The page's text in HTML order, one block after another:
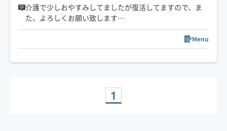
介護で少しおやすみしてましたが復活してますので、ま
た、よろしくお願い致します
🤚✨🥰気✨血✨水の流れをスムーズに✨お一人お一人に合
わせたリンパトリートメント、ほぐしを日々の疲れを流
します
Menu
1